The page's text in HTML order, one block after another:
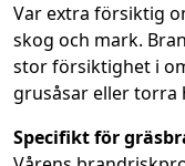
Var extra försiktig
skog och mark.
stor försiktighet i
grusåsar eller torra
Specifikt för